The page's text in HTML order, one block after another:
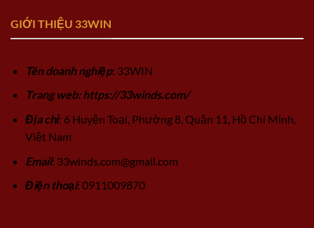
GIỚI THIỆU 33WIN
Tên doanh nghiệp: 33WIN
Trang web: https://33winds.com/
Địa chỉ: 6 Huyện Toại, Phường 8, Quận 11, Hồ Chí Minh,
Việt Nam
Email: 33winds.com@gmail.com
Điện thoại: 0911009870